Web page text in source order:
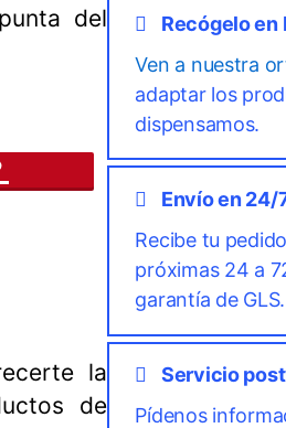
del
la
de
Recógelo en
Ven a nuestra
adaptar los
dispensamos.
Envío en 24/
Recibe tu
próximas 24 a
garantía de GLS.
Servicio
Pídenos